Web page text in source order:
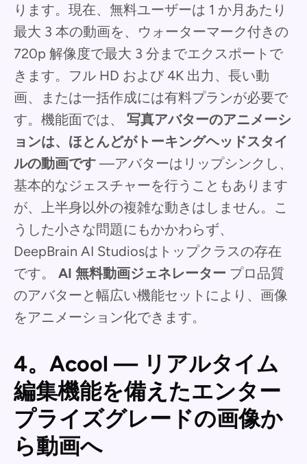
ります。現在、無料ユーザーは 1 か月あたり
最大 3 本の動画を、ウォーターマーク付きの
720p 解像度で最大 3 分までエクスポートで
きます。フル HD および 4K 出力、長い動
画、または一括作成には有料プランが必要で
す。機能面では、 写真アバターのアニメーシ
ョンは、ほとんどがトーキングヘッドスタイ
ルの動画です —アバターはリップシンクし、
基本的なジェスチャーを行うこともあります
が、上半身以外の複雑な動きはしません。こ
うした小さな問題にもかかわらず、
DeepBrain AI Studiosはトップクラスの存在
です。 AI 無料動画ジェネレーター プロ品質
のアバターと幅広い機能セットにより、画像
をアニメーション化できます。
4。Acool — リアルタイム
編集機能を備えたエンター
プライズグレードの画像か
ら動画へ